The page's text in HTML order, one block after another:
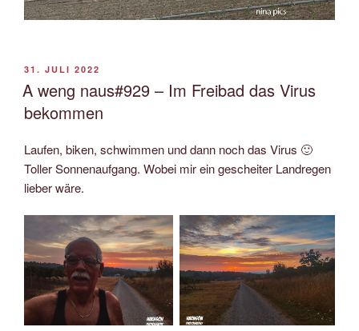
VERÖFFENTLICHT
AM
31. JULI 2022
A weng naus#929 – Im Freibad das Virus
bekommen
Laufen, biken, schwimmen und dann noch das Virus 🙂
Toller Sonnenaufgang. Wobei mir ein gescheiter Landregen
lieber wäre.